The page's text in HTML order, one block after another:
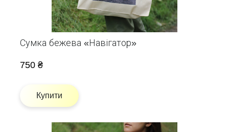
Сумка бежева «Навігатор»
750 ₴
Купити